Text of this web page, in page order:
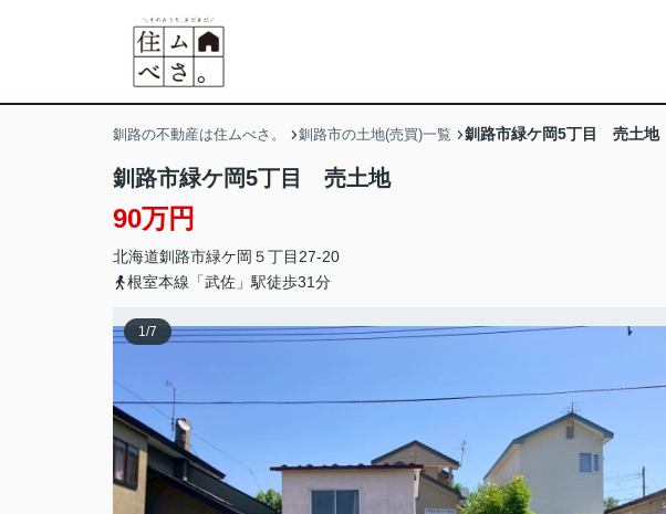
釧路の不動産は住ムべさ。 釧路市の土地(売買)一覧 釧路市緑ケ岡5丁目 売土地
釧路市緑ケ岡5丁目 売土地
90万円
北海道釧路市緑ケ岡 ５丁目27-20
根室本線「武佐」駅徒歩31分
1/7